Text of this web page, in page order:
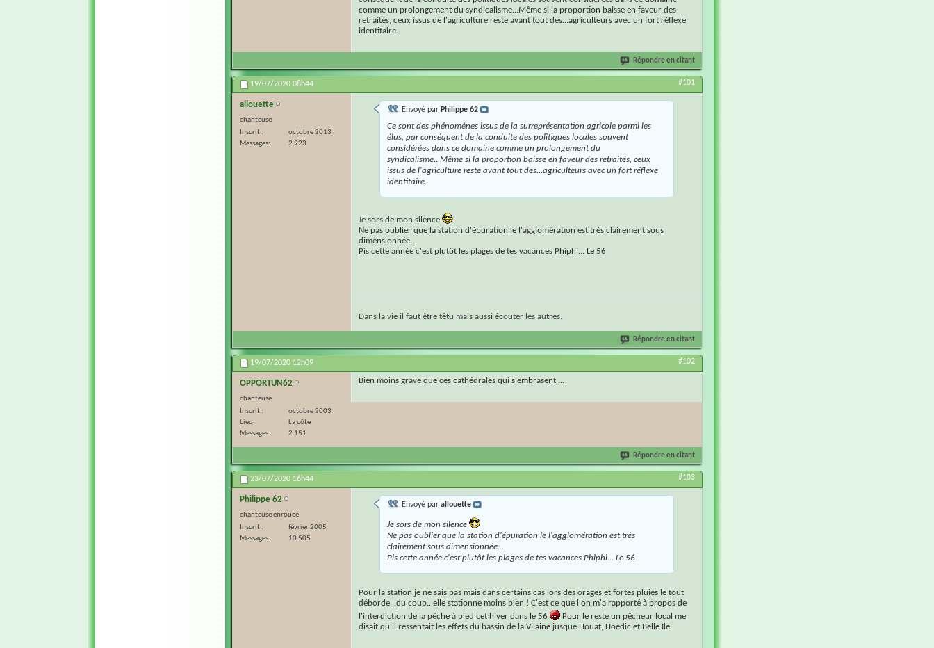
comme un prolongement du syndicalisme...Même si la proportion baisse en faveur des
retraités, ceux issus de l'agriculture reste avant tout des...agriculteurs avec un fort réflexe
identitaire.
Répondre en citant
19/07/2020 08h44 #101
allouette
chanteuse
Inscrit
octobre 2013
Messages
2 923
Envoyé par Philippe 62
Ce sont des phénomènes issus de la surreprésentation agricole parmi les
élus, par conséquent de la conduite des politiques locales souvent
considérées dans ce domaine comme un prolongement du
syndicalisme...Même si la proportion baisse en faveur des retraités, ceux
issus de l'agriculture reste avant tout des...agriculteurs avec un fort réflexe
identitaire.
Je sors de mon silence
Ne pas oublier que la station d'épuration le l'agglomération est très clairement sous
dimensionnée...
Pis cette année c'est plutôt les plages de tes vacances Phiphi... Le 56
Dans la vie il faut être têtu mais aussi écouter les autres.
Répondre en citant
19/07/2020 12h09 #102
OPPORTUN62
chanteuse
Inscrit
octobre 2003
Lieu
La côte
Messages
2 151
Bien moins grave que ces cathédrales qui s'embrasent ...
Répondre en citant
23/07/2020 16h44 #103
Philippe 62
chanteuse enrouée
Inscrit
février 2005
Messages
10 505
Envoyé par allouette
Je sors de mon silence
Ne pas oublier que la station d'épuration le l'agglomération est très
clairement sous dimensionnée...
Pis cette année c'est plutôt les plages de tes vacances Phiphi... Le 56
Pour la station je ne sais pas mais dans certains cas lors des orages et fortes pluies le tout
déborde...du coup...elle stationne moins bien ! C'est ce que l'on m'a rapporté à propos de
l'interdiction de la pêche à pied cet hiver dans le 56
Pour le reste un pêcheur local me
disait qu'il ressentait les effets du bassin de la Vilaine jusque Houat, Hoedic et Belle Ile.